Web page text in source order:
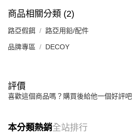
商品相關分類 (2)
路亞假餌 路亞用鉛/配件
品牌專區 DECOY
評價
喜歡這個商品嗎？購買後給他一個好評吧
本分類熱銷全站排行